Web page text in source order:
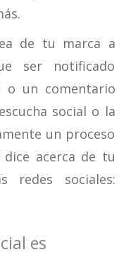
de tu marca a
ser notificado
o un comentario
social o la
un proceso
acerca de tu
redes sociales:
es